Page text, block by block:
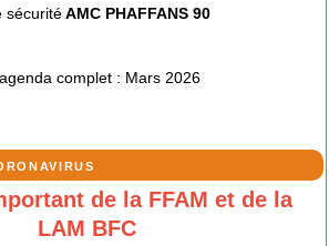
sécuritéAMC PHAFFANS 90
complet : Mars 2026
de la FFAM et de la
LAM BFC